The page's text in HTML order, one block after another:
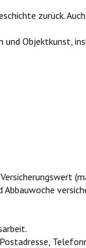
zurück.
Objektkunst,